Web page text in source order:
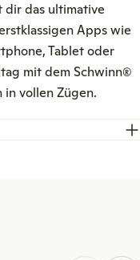
dir das ultimative
Apps wie
Tablet oder
mit dem Schwinn®
in vollen Zügen.